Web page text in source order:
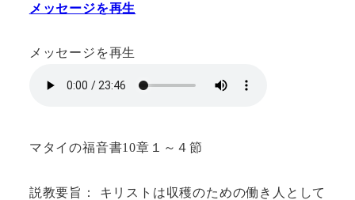
メッセージを再生
メッセージを再生
マタイの福音書10章１～４節
説教要旨： キリストは収穫のための働き人として